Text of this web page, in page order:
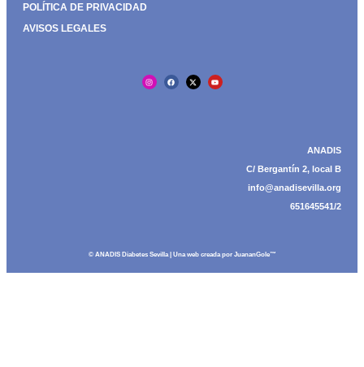
POLÍTICA DE PRIVACIDAD
AVISOS LEGALES
ANADIS
C/ Bergantín 2, local B
info@anadisevilla.org
651645541/2
© ANADIS Diabetes Sevilla | Una web creada por JuananGole™